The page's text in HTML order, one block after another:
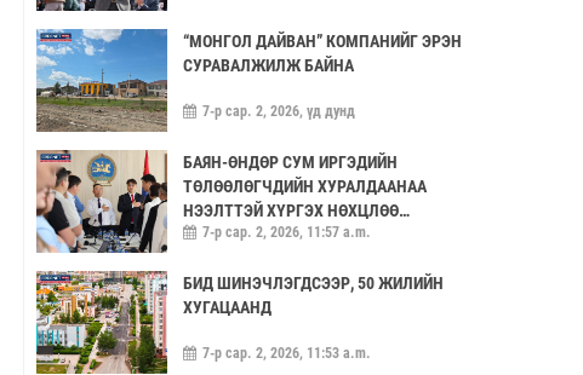
“МОНГОЛ ДАЙВАН” КОМПАНИЙГ ЭРЭН
СУРАВАЛЖИЛЖ БАЙНА
7-р сар. 2, 2026, үд дунд
БАЯН-ӨНДӨР СУМ ИРГЭДИЙН
ТӨЛӨӨЛӨГЧДИЙН ХУРАЛДААНАА
НЭЭЛТТЭЙ ХҮРГЭХ НӨХЦЛӨӨ
САЙЖРУУЛААЧ
7-р сар. 2, 2026, 11:57 a.m.
БИД ШИНЭЧЛЭГДСЭЭР, 50 ЖИЛИЙН
ХУГАЦААНД
7-р сар. 2, 2026, 11:53 a.m.